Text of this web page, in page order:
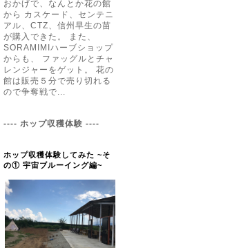
おかげで、なんとか花の館
から カスケード、センテニ
アル、CTZ、信州早生の苗
が購入できた。 また、
SORAMIMIハーブショップ
からも、 ファッグルとチャ
レンジャーをゲット。 花の
館は販売５分で売り切れる
ので争奪戦で...
---- ホップ収穫体験 ----
ホップ収穫体験してみた ~そ
の① 宇宙ブルーイング編~